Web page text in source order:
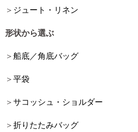
ジュート・リネン
形状から選ぶ
船底／角底バッグ
平袋
サコッシュ・ショルダー
折りたたみバッグ